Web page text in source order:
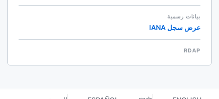
بيانات رسمية
عرض سجل IANA
RDAP